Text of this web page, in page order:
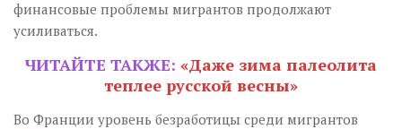
финансовые проблемы мигрантов продолжают
усиливаться.
ЧИТАЙТЕ ТАКЖЕ: «Даже зима палеолита
теплее русской весны»
Во Франции уровень безработицы среди мигрантов